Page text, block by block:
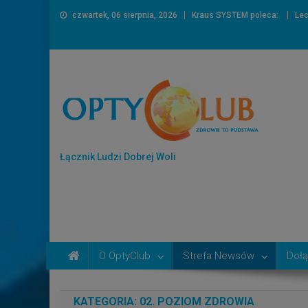
czwartek, 06 sierpnia, 2026 Kraus SYSTEM poleca:
Łącznik Ludzi Dobrej Woli
O OptyClub Strefa Newsów
KATEGORIA: 02. POZIOM ZDROWIA